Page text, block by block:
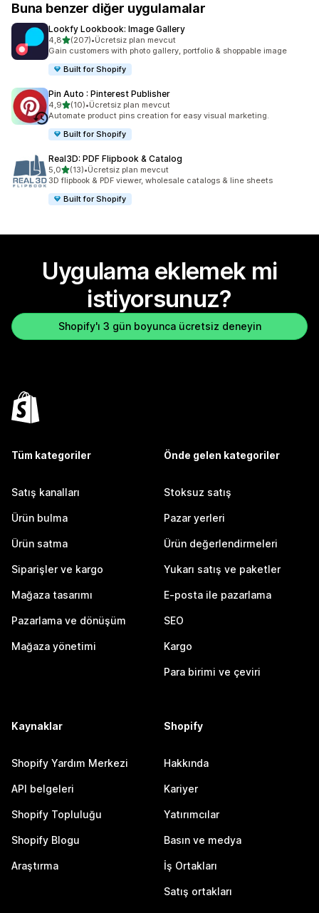
Buna benzer diğer uygulamalar
Lookfy Lookbook: Image Gallery
4,85 yıldız üzerinden
(207)
toplam 207 değerlendirme
•Ücretsiz plan mevcut
Gain customers with photo gallery, portfolio & shoppable image
Built for Shopify
Pin Auto : Pinterest Publisher
4,95 yıldız üzerinden
(10)
toplam 10 değerlendirme
•Ücretsiz plan mevcut
Automate product pins creation for easy visual marketing.
Built for Shopify
Real3D: PDF Flipbook & Catalog
5,05 yıldız üzerinden
(13)
toplam 13 değerlendirme
•Ücretsiz plan mevcut
3D flipbook & PDF viewer, wholesale catalogs & line sheets
Built for Shopify
Uygulama eklemek mi
istiyorsunuz?
Shopify'ı 3 gün boyunca ücretsiz deneyin
Tüm kategoriler
Satış kanalları
Ürün bulma
Ürün satma
Siparişler ve kargo
Mağaza tasarımı
Pazarlama ve dönüşüm
Mağaza yönetimi
Önde gelen kategoriler
Stoksuz satış
Pazar yerleri
Ürün değerlendirmeleri
Yukarı satış ve paketler
E-posta ile pazarlama
SEO
Kargo
Para birimi ve çeviri
Kaynaklar
Shopify Yardım Merkezi
API belgeleri
Shopify Topluluğu
Shopify Blogu
Araştırma
Shopify
Hakkında
Kariyer
Yatırımcılar
Basın ve medya
İş Ortakları
Satış ortakları